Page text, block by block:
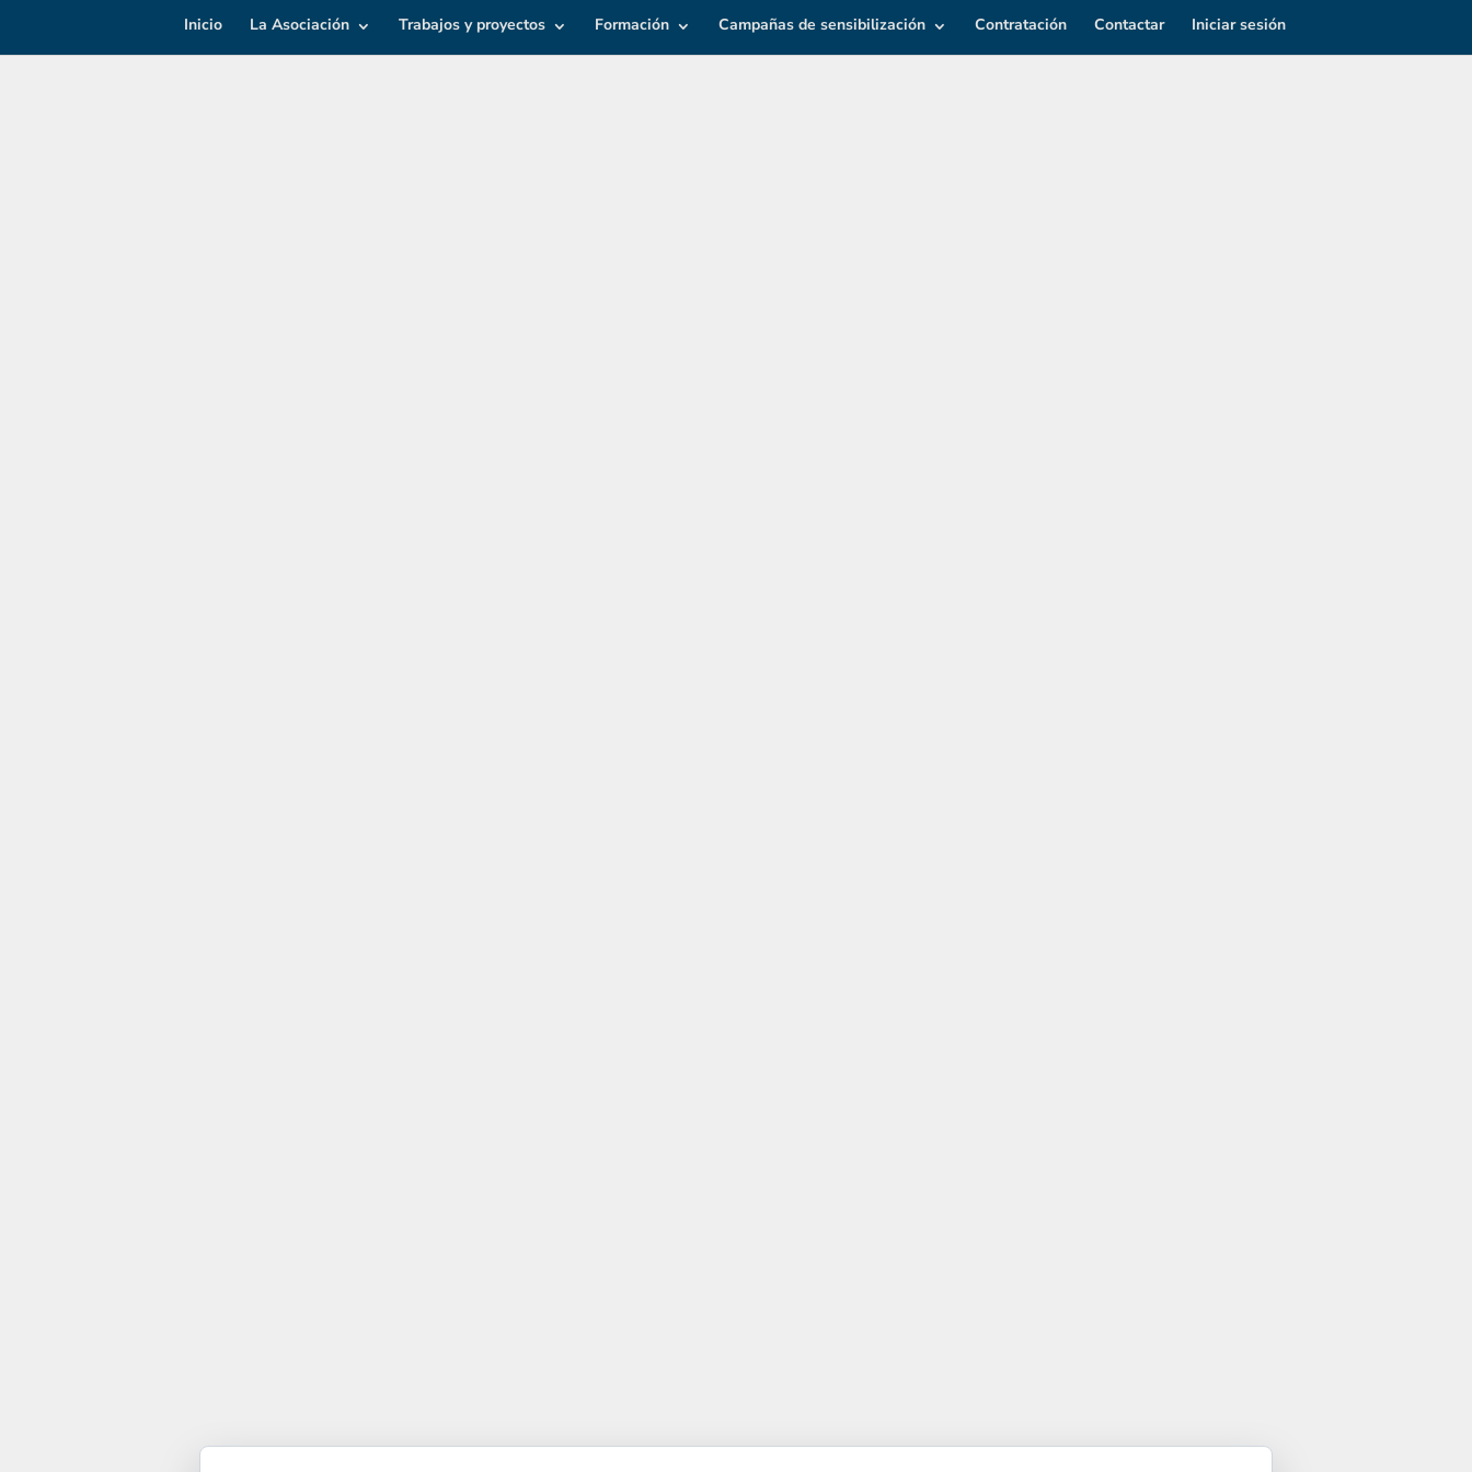
Inicio La Asociación Trabajos y proyectos Formación Campañas de sensibilización Contratación Contactar Iniciar sesión